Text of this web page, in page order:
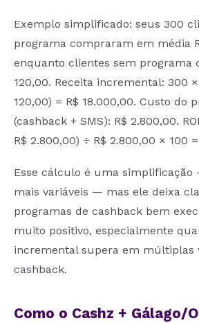
Exemplo simplificado: seus 300
programa compraram em média
enquanto clientes sem programa
120,00. Receita incremental: 300 ×
120,00) = R$ 18.000,00. Custo do
(cashback + SMS): R$ 2.800,00.
R$ 2.800,00) ÷ R$ 2.800,00 × 100
Esse cálculo é uma
mais variáveis — mas ele deixa
programas de cashback bem
muito positivo, especialmente
incremental supera em múltiplas
cashback.
Como o Cashz + Gálago/